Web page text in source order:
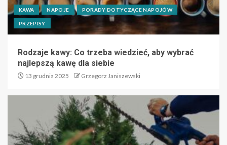
KAWA NAPOJE PORADY DOTYCZĄCE NAPOJÓW
PRZEPISY
Rodzaje kawy: Co trzeba wiedzieć, aby wybrać
najlepszą kawę dla siebie
13 grudnia 2025 Grzegorz Janiszewski